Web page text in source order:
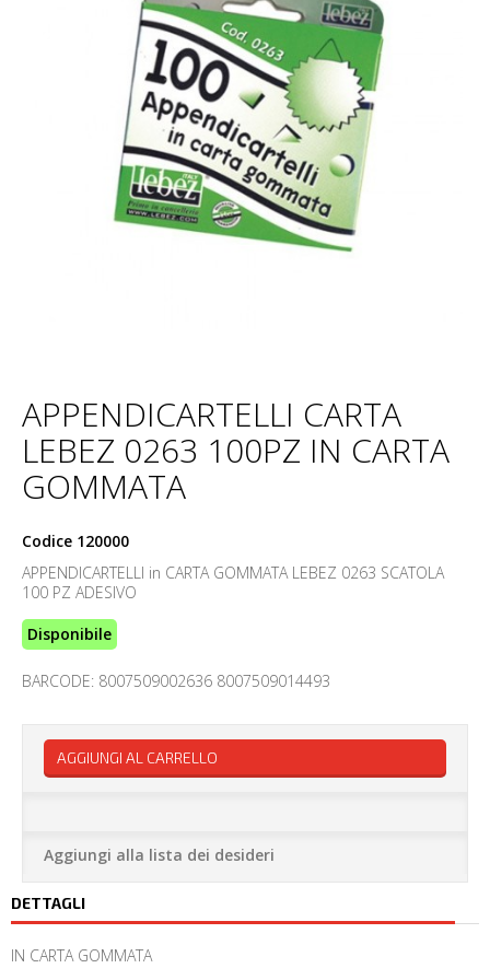
APPENDICARTELLI CARTA
LEBEZ 0263 100PZ IN CARTA
GOMMATA
Codice 120000
APPENDICARTELLI in CARTA GOMMATA LEBEZ 0263 SCATOLA
100 PZ ADESIVO
Disponibile
BARCODE: 8007509002636 8007509014493
AGGIUNGI AL CARRELLO
Aggiungi alla lista dei desideri
DETTAGLI
IN CARTA GOMMATA